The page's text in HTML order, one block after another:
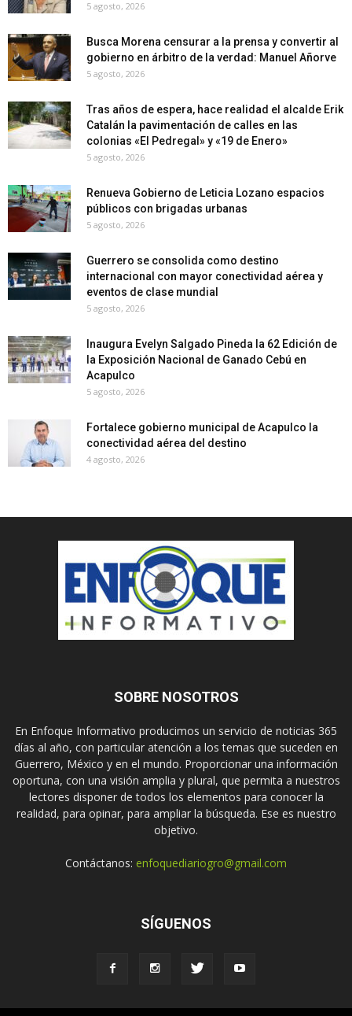
5 agosto, 2026
Busca Morena censurar a la prensa y convertir al
gobierno en árbitro de la verdad: Manuel Añorve
5 agosto, 2026
Tras años de espera, hace realidad el alcalde Erik
Catalán la pavimentación de calles en las
colonias «El Pedregal» y «19 de Enero»
5 agosto, 2026
Renueva Gobierno de Leticia Lozano espacios
públicos con brigadas urbanas
5 agosto, 2026
Guerrero se consolida como destino
internacional con mayor conectividad aérea y
eventos de clase mundial
5 agosto, 2026
Inaugura Evelyn Salgado Pineda la 62 Edición de
la Exposición Nacional de Ganado Cebú en
Acapulco
5 agosto, 2026
Fortalece gobierno municipal de Acapulco la
conectividad aérea del destino
4 agosto, 2026
SOBRE NOSOTROS
En Enfoque Informativo producimos un servicio de noticias 365
días al año, con particular atención a los temas que suceden en
Guerrero, México y en el mundo. Proporcionar una información
oportuna, con una visión amplia y plural, que permita a nuestros
lectores disponer de todos los elementos para conocer la
realidad, para opinar, para ampliar la búsqueda. Ese es nuestro
objetivo.
Contáctanos: enfoquediariogro@gmail.com
SÍGUENOS